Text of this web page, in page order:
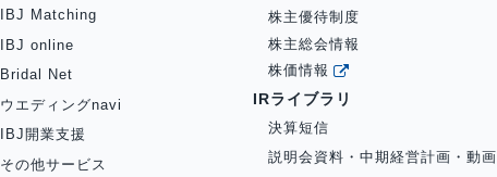
IBJ Matching
IBJ online
Bridal Net
ウエディングnavi
IBJ開業支援
その他サービス
株主優待制度
株主総会情報
株価情報
IRライブラリ
決算短信
説明会資料・中期経営計画・動画